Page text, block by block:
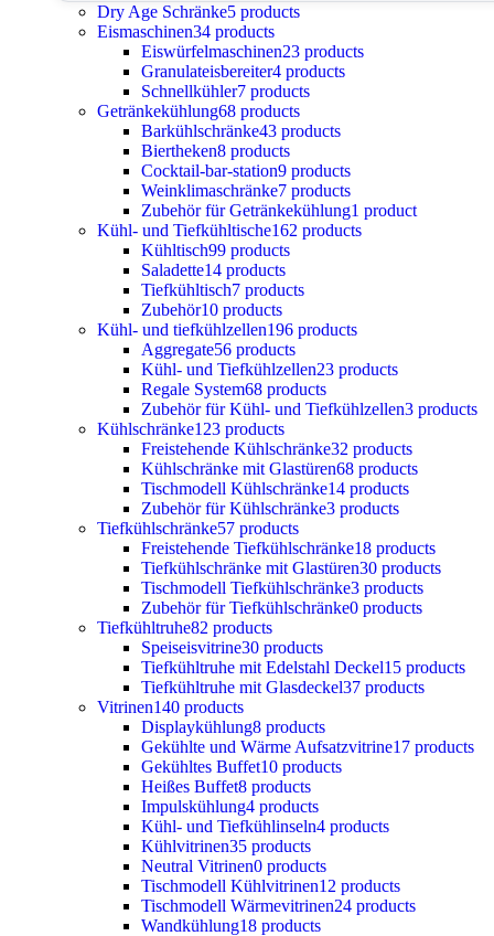
Dry Age Schränke5 products
Eismaschinen34 products
Eiswürfelmaschinen23 products
Granulateisbereiter4 products
Schnellkühler7 products
Getränkekühlung68 products
Barkühlschränke43 products
Biertheken8 products
Cocktail-bar-station9 products
Weinklimaschränke7 products
Zubehör für Getränkekühlung1 product
Kühl- und Tiefkühltische162 products
Kühltisch99 products
Saladette14 products
Tiefkühltisch7 products
Zubehör10 products
Kühl- und tiefkühlzellen196 products
Aggregate56 products
Kühl- und Tiefkühlzellen23 products
Regale System68 products
Zubehör für Kühl- und Tiefkühlzellen3 products
Kühlschränke123 products
Freistehende Kühlschränke32 products
Kühlschränke mit Glastüren68 products
Tischmodell Kühlschränke14 products
Zubehör für Kühlschränke3 products
Tiefkühlschränke57 products
Freistehende Tiefkühlschränke18 products
Tiefkühlschränke mit Glastüren30 products
Tischmodell Tiefkühlschränke3 products
Zubehör für Tiefkühlschränke0 products
Tiefkühltruhe82 products
Speiseisvitrine30 products
Tiefkühltruhe mit Edelstahl Deckel15 products
Tiefkühltruhe mit Glasdeckel37 products
Vitrinen140 products
Displaykühlung8 products
Gekühlte und Wärme Aufsatzvitrine17 products
Gekühltes Buffet10 products
Heißes Buffet8 products
Impulskühlung4 products
Kühl- und Tiefkühlinseln4 products
Kühlvitrinen35 products
Neutral Vitrinen0 products
Tischmodell Kühlvitrinen12 products
Tischmodell Wärmevitrinen24 products
Wandkühlung18 products